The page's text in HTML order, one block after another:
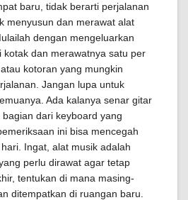
baru, tidak berarti perjalanan
menyusun dan merawat alat
dengan mengeluarkan
kotak dan merawatnya satu per
kotoran yang mungkin
Jangan lupa untuk
Ada kalanya senar gitar
dari keyboard yang
ini bisa mencegah
Ingat, alat musik adalah
perlu dirawat agar tetap
tentukan di mana masing-
ditempatkan di ruangan baru.